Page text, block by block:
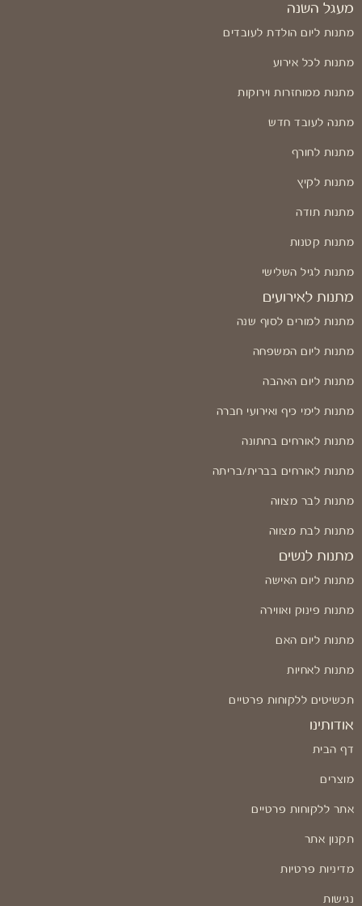
מעגל השנה
מתנות ליום הולדת לעובדים
מתנות לכל אירוע
מתנות ממוחזרות וירוקות
מתנה לעובד חדש
מתנות לחורף
מתנות לקיץ
מתנות תודה
מתנות קטנות
מתנות לגיל השלישי
מתנות לאירועים
מתנות למורים לסוף שנה
מתנות ליום המשפחה
מתנות ליום האהבה
מתנות לימי כיף ואירועי חברה
מתנות לאורחים בחתונה
מתנות לאורחים בברית/בריתה
מתנות לבר מצווה
מתנות לבת מצווה
מתנות לנשים
מתנות ליום האישה
מתנות פינוק ואווירה
מתנות ליום האם
מתנות לאחיות
תכשיטים ללקוחות פרטיים
אודותינו
דף הבית
מוצרים
אתר ללקוחות פרטיים
תקנון אתר
מדיניות פרטיות
נגישות